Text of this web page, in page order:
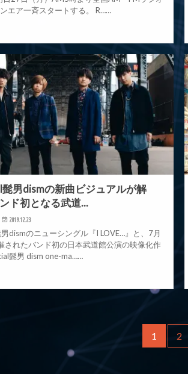
エア一斉スタートする。 R……
男dismの新曲ビジュアルが解
ド初となる武道...
2019.12.23
dismのニューシングル『I LOVE…』と、7月
されたバンド初の日本武道館公演の映像化作
髭男 dism one-ma……
1 2